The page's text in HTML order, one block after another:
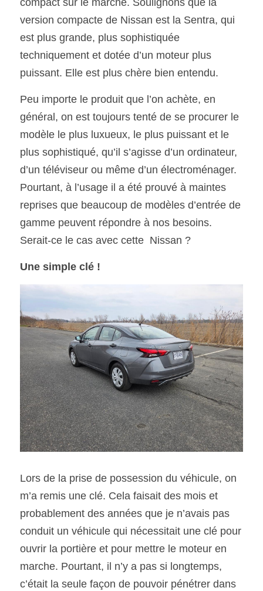
compact sur le marché. Soulignons que la
version compacte de Nissan est la Sentra, qui
est plus grande, plus sophistiquée
techniquement et dotée d’un moteur plus
puissant. Elle est plus chère bien entendu.
Peu importe le produit que l’on achète, en
général, on est toujours tenté de se procurer le
modèle le plus luxueux, le plus puissant et le
plus sophistiqué, qu’il s’agisse d’un ordinateur,
d’un téléviseur ou même d’un électroménager.
Pourtant, à l’usage il a été prouvé à maintes
reprises que beaucoup de modèles d’entrée de
gamme peuvent répondre à nos besoins.
Serait-ce le cas avec cette  Nissan ?
Une simple clé !
Lors de la prise de possession du véhicule, on
m’a remis une clé. Cela faisait des mois et
probablement des années que je n’avais pas
conduit un véhicule qui nécessitait une clé pour
ouvrir la portière et pour mettre le moteur en
marche. Pourtant, il n’y a pas si longtemps,
c’était la seule façon de pouvoir pénétrer dans